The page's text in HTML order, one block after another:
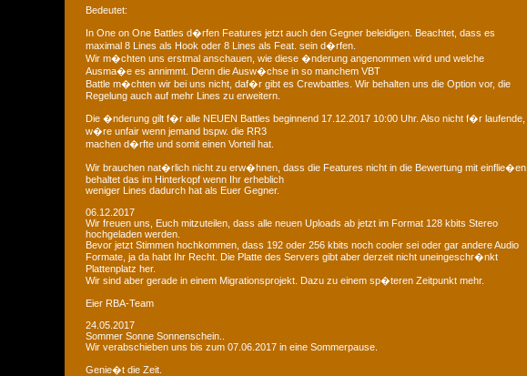
Bedeutet:
In One on One Battles d�rfen Features jetzt auch den Gegner beleidigen. Beachtet, dass es
maximal 8 Lines als Hook oder 8 Lines als Feat. sein d�rfen.
Wir m�chten uns erstmal anschauen, wie diese �nderung angenommen wird und welche
Ausma�e es annimmt. Denn die Ausw�chse in so manchem VBT
Battle m�chten wir bei uns nicht, daf�r gibt es Crewbattles. Wir behalten uns die Option vor, die
Regelung auch auf mehr Lines zu erweitern.
Die �nderung gilt f�r alle NEUEN Battles beginnend 17.12.2017 10:00 Uhr. Also nicht f�r laufende,
w�re unfair wenn jemand bspw. die RR3
machen d�rfte und somit einen Vorteil hat.
Wir brauchen nat�rlich nicht zu erw�hnen, dass die Features nicht in die Bewertung mit einflie�en,
behaltet das im Hinterkopf wenn Ihr erheblich
weniger Lines dadurch hat als Euer Gegner.
06.12.2017
Wir freuen uns, Euch mitzuteilen, dass alle neuen Uploads ab jetzt im Format 128 kbits Stereo
hochgeladen werden.
Bevor jetzt Stimmen hochkommen, dass 192 oder 256 kbits noch cooler sei oder gar andere Audio
Formate, ja da habt Ihr Recht. Die Platte des Servers gibt aber derzeit nicht uneingeschr�nkt
Plattenplatz her.
Wir sind aber gerade in einem Migrationsprojekt. Dazu zu einem sp�teren Zeitpunkt mehr.
Eier RBA-Team
24.05.2017
Sommer Sonne Sonnenschein..
Wir verabschieben uns bis zum 07.06.2017 in eine Sommerpause.
Genie�t die Zeit.